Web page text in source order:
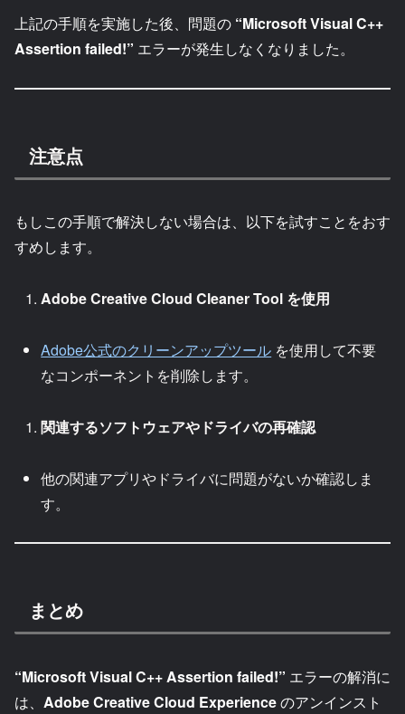
上記の手順を実施した後、問題の “Microsoft Visual C++
Assertion failed!” エラーが発生しなくなりました。
注意点
もしこの手順で解決しない場合は、以下を試すことをおす
すめします。
Adobe Creative Cloud Cleaner Tool を使用
Adobe公式のクリーンアップツール を使用して不要
なコンポーネントを削除します。
関連するソフトウェアやドライバの再確認
他の関連アプリやドライバに問題がないか確認しま
す。
まとめ
“Microsoft Visual C++ Assertion failed!” エラーの解消に
は、 Adobe Creative Cloud Experienceのアンインスト